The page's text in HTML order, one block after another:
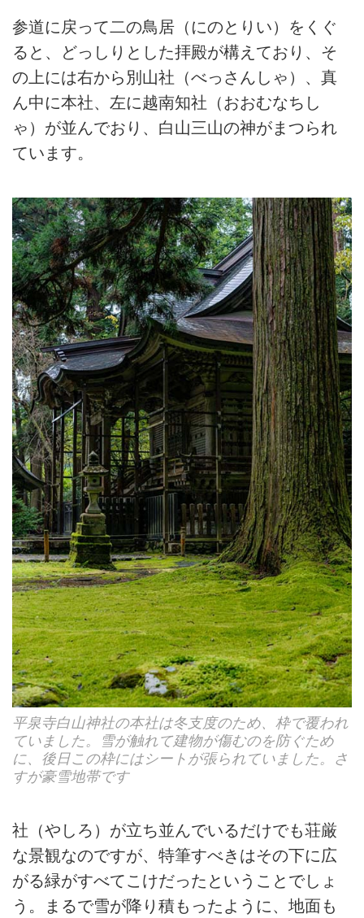
参道に戻って二の鳥居（にのとりい）をくぐ
ると、どっしりとした拝殿が構えており、そ
の上には右から別山社（べっさんしゃ）、真
ん中に本社、左に越南知社（おおむなちし
ゃ）が並んでおり、白山三山の神がまつられ
ています。
平泉寺白山神社の本社は冬支度のため、枠で覆われ
ていました。雪が触れて建物が傷むのを防ぐため
に、後日この枠にはシートが張られていました。さ
すが豪雪地帯です
社（やしろ）が立ち並んでいるだけでも荘厳
な景観なのですが、特筆すべきはその下に広
がる緑がすべてこけだったということでしょ
う。まるで雪が降り積もったように、地面も